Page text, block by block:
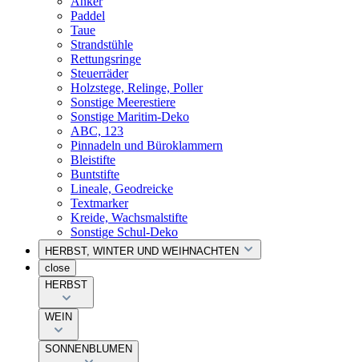
Paddel
Taue
Strandstühle
Rettungsringe
Steuerräder
Holzstege, Relinge, Poller
Sonstige Meerestiere
Sonstige Maritim-Deko
ABC, 123
Pinnadeln und Büroklammern
Bleistifte
Buntstifte
Lineale, Geodreicke
Textmarker
Kreide, Wachsmalstifte
Sonstige Schul-Deko
HERBST, WINTER UND WEIHNACHTEN
close
HERBST
WEIN
SONNENBLUMEN